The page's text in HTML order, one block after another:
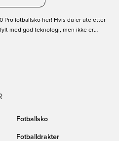
Pro fotballsko her! Hvis du er ute etter
med god teknologi, men ikke er
så er et par adidas F50 Pro
Fotballsko
Fotballdrakter